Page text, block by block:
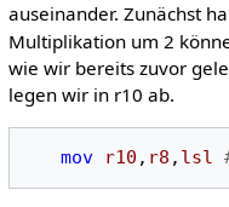
auseinander. Zunächst
Multiplikation um 2
wie wir bereits zuvor
legen wir in r10 ab.
mov r10 , r8 , lsl